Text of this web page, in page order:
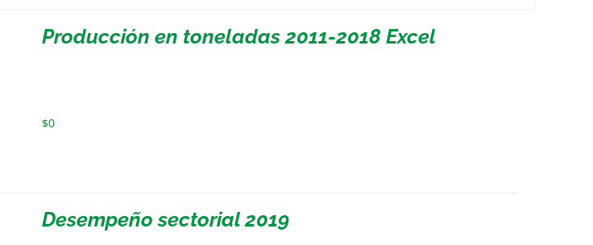
Producción en toneladas 2011-2018 Excel
$0
Desempeño sectorial 2019